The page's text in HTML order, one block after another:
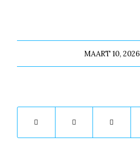
MAART 10, 2026